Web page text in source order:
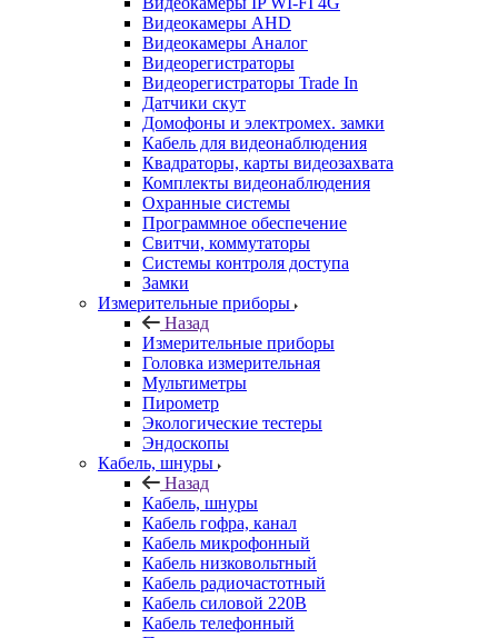
Видеокамеры AHD
Видеокамеры Аналог
Видеорегистраторы
Видеорегистраторы Trade In
Датчики скут
Домофоны и электромех. замки
Кабель для видеонаблюдения
Квадраторы, карты видеозахвата
Комплекты видеонаблюдения
Охранные системы
Программное обеспечение
Свитчи, коммутаторы
Системы контроля доступа
Замки
Измерительные приборы
Назад
Измерительные приборы
Головка измерительная
Мультиметры
Пирометр
Экологические тестеры
Эндоскопы
Кабель, шнуры
Назад
Кабель, шнуры
Кабель гофра, канал
Кабель микрофонный
Кабель низковольтный
Кабель радиочастотный
Кабель силовой 220В
Кабель телефонный